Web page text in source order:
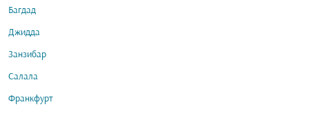
Багдад
Джидда
Занзибар
Салала
Франкфурт